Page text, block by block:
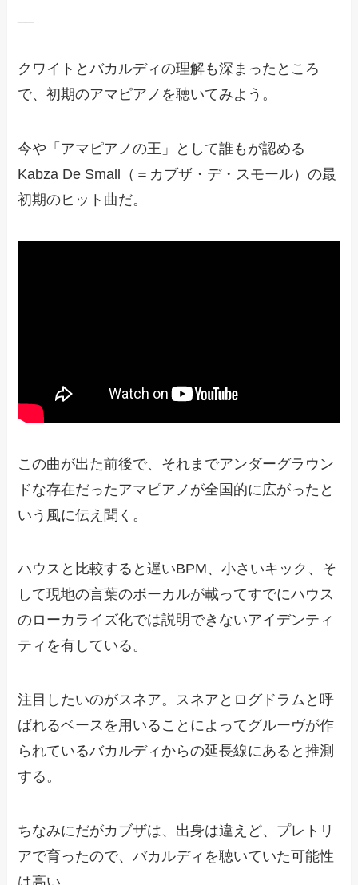
クワイトとバカルディの理解も深まったところ
で、初期のアマピアノを聴いてみよう。
今や「アマピアノの王」として誰もが認める
Kabza De Small（＝カブザ・デ・スモール）の最
初期のヒット曲だ。
この曲が出た前後で、それまでアンダーグラウン
ドな存在だったアマピアノが全国的に広がったと
いう風に伝え聞く。
ハウスと比較すると遅いBPM、小さいキック、そ
して現地の言葉のボーカルが載ってすでにハウス
のローカライズ化では説明できないアイデンティ
ティを有している。
注目したいのがスネア。スネアとログドラムと呼
ばれるベースを用いることによってグルーヴが作
られているバカルディからの延長線にあると推測
する。
ちなみにだがカブザは、出身は違えど、プレトリ
アで育ったので、バカルディを聴いていた可能性